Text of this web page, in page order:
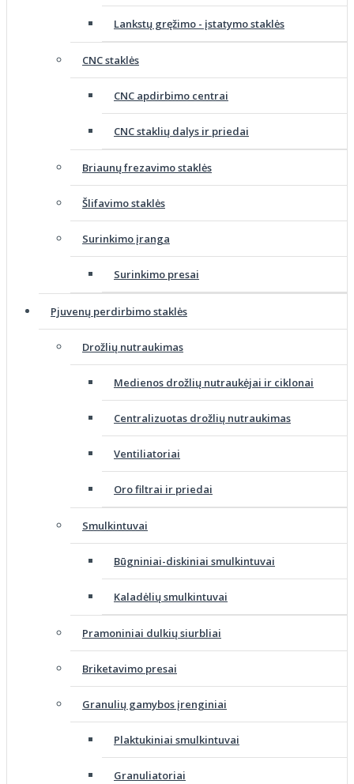
Lankstų gręžimo - įstatymo staklės
CNC staklės
CNC apdirbimo centrai
CNC staklių dalys ir priedai
Briaunų frezavimo staklės
Šlifavimo staklės
Surinkimo įranga
Surinkimo presai
Pjuvenų perdirbimo staklės
Drožlių nutraukimas
Medienos drožlių nutraukėjai ir ciklonai
Centralizuotas drožlių nutraukimas
Ventiliatoriai
Oro filtrai ir priedai
Smulkintuvai
Būgniniai-diskiniai smulkintuvai
Kaladėlių smulkintuvai
Pramoniniai dulkių siurbliai
Briketavimo presai
Granulių gamybos įrenginiai
Plaktukiniai smulkintuvai
Granuliatoriai